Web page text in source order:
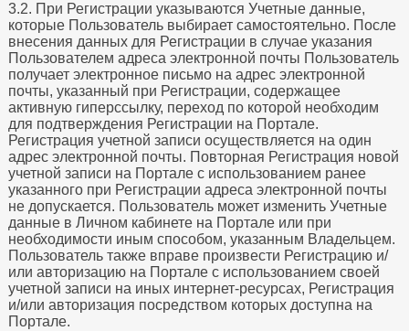
3.2. При Регистрации указываются Учетные данные,
которые Пользователь выбирает самостоятельно. После
внесения данных для Регистрации в случае указания
Пользователем адреса электронной почты Пользователь
получает электронное письмо на адрес электронной
почты, указанный при Регистрации, содержащее
активную гиперссылку, переход по которой необходим
для подтверждения Регистрации на Портале.
Регистрация учетной записи осуществляется на один
адрес электронной почты. Повторная Регистрация новой
учетной записи на Портале с использованием ранее
указанного при Регистрации адреса электронной почты
не допускается. Пользователь может изменить Учетные
данные в Личном кабинете на Портале или при
необходимости иным способом, указанным Владельцем.
Пользователь также вправе произвести Регистрацию и/
или авторизацию на Портале с использованием своей
учетной записи на иных интернет-ресурсах, Регистрация
и/или авторизация посредством которых доступна на
Портале.